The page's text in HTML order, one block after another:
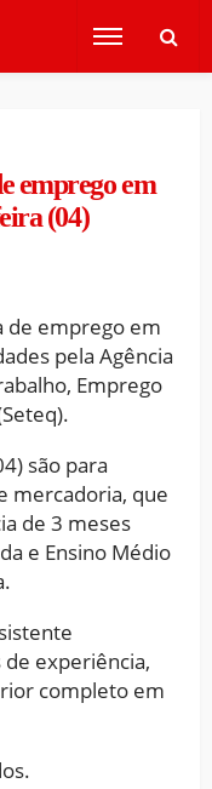
emprego em
(04)
de emprego em
pela Agência
Emprego
são para
mercadoria, que
de 3 meses
e Ensino Médio
experiência,
completo em